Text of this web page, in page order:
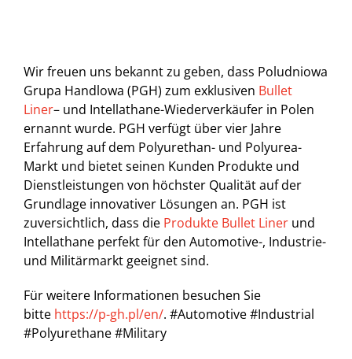
Wir freuen uns bekannt zu geben, dass Poludniowa
Grupa Handlowa (PGH) zum exklusiven Bullet
Liner– und Intellathane-Wiederverkäufer in Polen
ernannt wurde. PGH verfügt über vier Jahre
Erfahrung auf dem Polyurethan- und Polyurea-
Markt und bietet seinen Kunden Produkte und
Dienstleistungen von höchster Qualität auf der
Grundlage innovativer Lösungen an. PGH ist
zuversichtlich, dass die Produkte Bullet Liner und
Intellathane perfekt für den Automotive-, Industrie-
und Militärmarkt geeignet sind.
Für weitere Informationen besuchen Sie
bitte https://p-gh.pl/en/. #Automotive #Industrial
#Polyurethane #Military